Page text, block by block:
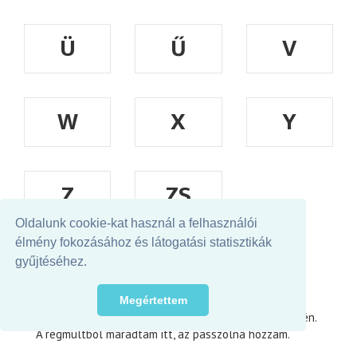
Oldalunk cookie-kat használ a felhasználói
élmény fokozásához és látogatási statisztikák
gyűjtéséhez.
Megértettem
Ü
Ű
V
W
X
Y
Z
ZS
INTERJÚK
A SENKI FÁJA
Árpád, elindítom a telefonon a rögzítést, kezdjük.
– Velem ilyen tekerős izével kellene felvenni ezt a
beszélgetést, amivel Bartókék dolgoztak annak idején.
A régmúltból maradtam itt, az passzolna hozzám.